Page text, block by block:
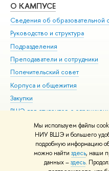
Мы используем файлы
НИУ ВШЭ и большего
подробную информацию
можно найти здесь, наши
данных –здесь.
О КАМПУСЕ
Сведения об образовательной
Руководство и структура
Подразделения
Преподаватели и сотрудники
Попечительский совет
Корпуса и общежития
Закупки
ВШЭ для студентов с
здоровья и инвалидностью
Версия для слабовидящих
Единая платежная страница